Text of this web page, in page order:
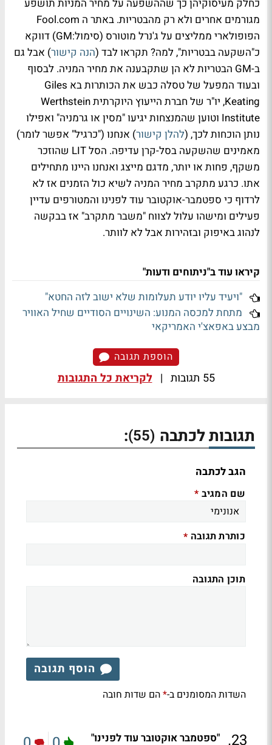
כחלק מעיסוקיהן כך שההשפעה על מחיר המניות תושפע
מגורמים אחרים ולא רק מהבטריות. באתר ה Fool.com
הפופולארי ממליצים על ג'נרל מוטורס (סימול:GM) דווקא
כ"השקעה בבטריות", למה? תקראו לבד (הנה קישור) אבל גם
ב-GM הבטריות לא הן שתקבענה את מחיר המניה. לבסוף
ובעוד המפעל של טסלה כבש את הכותרות בא Giles
Keating, יו"ר של חברת הייעוץ היוקרתית Werthstein
Institute וטוען שהמנצחות יגיעו "מסין או גרמניה" ואפילו
נותן הוכחות לכך, (להלן קישור) אנחנו ("כרגיל" אפשר לומר)
מאמינים שהשקעה בסל-קרן עדיפה. הסל LIT שהוזכר
משקף, פחות או יותר, מדגם מייצג ואנחנו היינו מתחילים
אתו. כרגע מתקרב מחיר המניה לשיא כול הזמנים אז לא
לרדוף כי ספטמבר-אוקטובר עוד לפנינו והמטורפים עדיין
פעילים ומישהו עלול לצווח "משבר מתקרב" אז בבקשה
לנהוג באיפוק ובזהירות אבל לא לוותר.
קיראו עוד ב"ניתוחים ודעות"
"ויעיד עליו יודע תעלומות שלא ישוב לזה החטא"
מתחת למכסה המנוע: השינויים הסודיים שחיל האוויר
מבצע באפאצ'י האמריקאי
הוספת תגובה
55 תגובות | לקריאת כל התגובות
תגובות לכתבה (55)
:
הגב לכתבה
שם המגיב *
כותרת תגובה *
תוכן התגובה
הוסף תגובה
השדות המסומנים ב-*הם שדות חובה
23
. "ספטמבר אוקטובר עוד לפנינו"